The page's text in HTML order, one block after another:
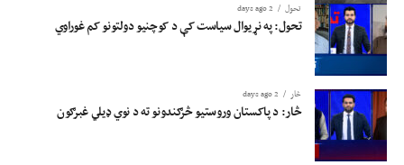
تحول 2 days ago
تحول: په نړیوال سیاست کې د کوچنیو دولتونو کم غوراوي
څار 2 days ago
څار: د پاکستان وروستیو څرګندونو ته د نوي ډیلي غبرګون